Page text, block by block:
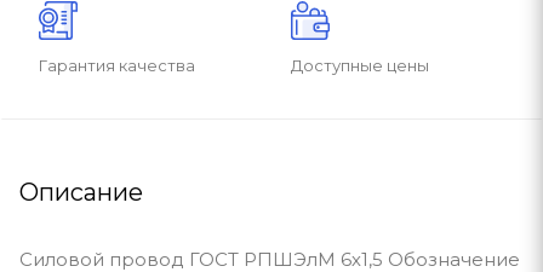
Гарантия качества Доступные цены
Описание
Силовой провод ГОСТ РПШЭлМ 6х1,5 Обозначение